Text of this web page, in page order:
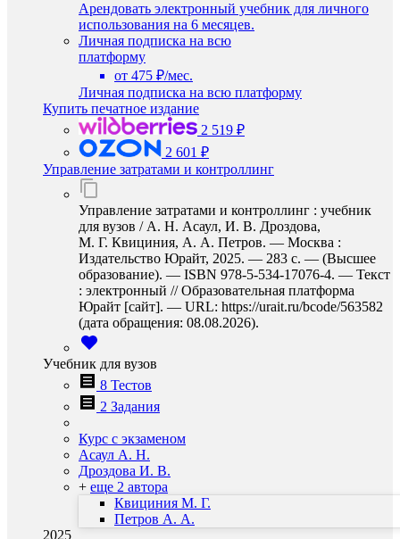
Арендовать электронный учебник для личного
использования на 6 месяцев.
Личная подписка на всю
платформу
от 475 ₽/мес.
Личная подписка на всю платформу
Купить печатное издание
2 519 ₽
2 601 ₽
Управление затратами и контроллинг
Управление затратами и контроллинг : учебник
для вузов / А. Н. Асаул, И. В. Дроздова,
М. Г. Квициния, А. А. Петров. — Москва :
Издательство Юрайт, 2025. — 283 с. — (Высшее
образование). — ISBN 978-5-534-17076-4. — Текст
: электронный // Образовательная платформа
Юрайт [сайт]. — URL: https://urait.ru/bcode/563582
(дата обращения: 08.08.2026).
Учебник для вузов
8 Тестов
2 Задания
Курс с экзаменом
Асаул А. Н.
Дроздова И. В.
+ еще 2 автора
Квициния М. Г.
Петров А. А.
2025